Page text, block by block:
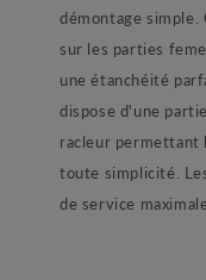
démontage simple.
sur les parties
une étanchéité
dispose d'une
racleur permettant
toute simplicité.
de service